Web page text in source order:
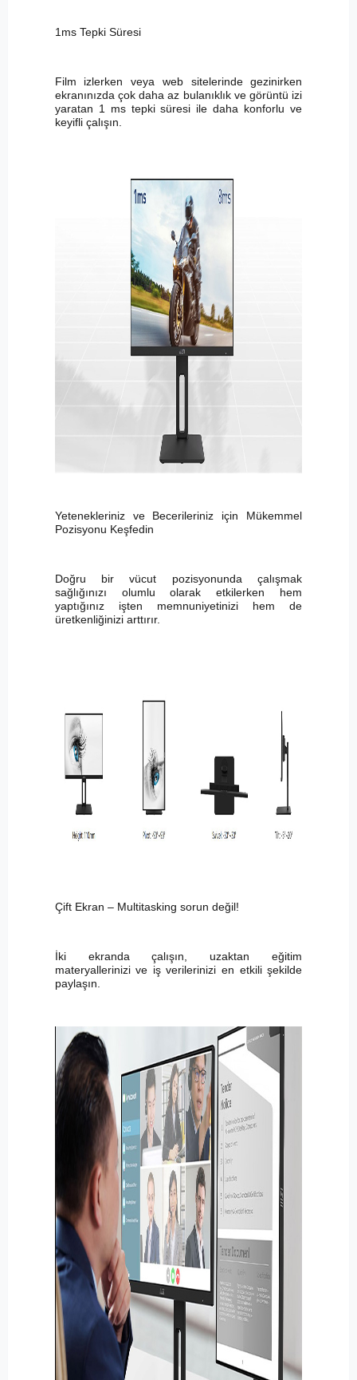
1ms Tepki Süresi
Film izlerken veya web sitelerinde gezinirken
ekranınızda çok daha az bulanıklık ve görüntü izi
yaratan 1 ms tepki süresi ile daha konforlu ve
keyifli çalışın.
Yetenekleriniz ve Becerileriniz için Mükemmel
Pozisyonu Keşfedin
Doğru bir vücut pozisyonunda çalışmak
sağlığınızı olumlu olarak etkilerken hem
yaptığınız işten memnuniyetinizi hem de
üretkenliğinizi arttırır.
Çift Ekran – Multitasking sorun değil!
İki ekranda çalışın, uzaktan eğitim
materyallerinizi ve iş verilerinizi en etkili şekilde
paylaşın.